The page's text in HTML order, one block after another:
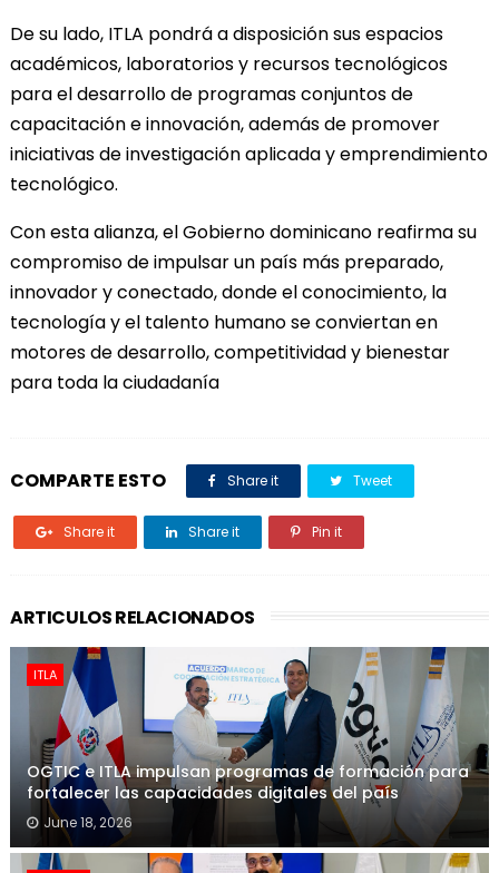
De su lado, ITLA pondrá a disposición sus espacios
académicos, laboratorios y recursos tecnológicos
para el desarrollo de programas conjuntos de
capacitación e innovación, además de promover
iniciativas de investigación aplicada y emprendimiento
tecnológico.
Con esta alianza, el Gobierno dominicano reafirma su
compromiso de impulsar un país más preparado,
innovador y conectado, donde el conocimiento, la
tecnología y el talento humano se conviertan en
motores de desarrollo, competitividad y bienestar
para toda la ciudadanía
COMPARTE ESTO Share it Tweet
Share it Share it Pin it
ARTICULOS RELACIONADOS
ITLA
OGTIC e ITLA impulsan programas de formación para
fortalecer las capacidades digitales del país
June 18, 2026